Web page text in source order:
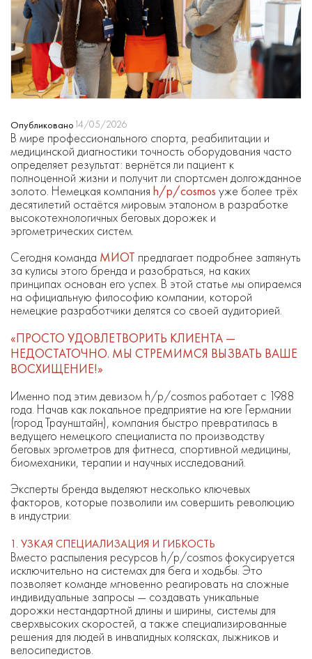
В мире профессионального спорта, реабилитации и
медицинской диагностики точность оборудования часто
определяет результат: вернётся ли пациент к
полноценной жизни и получит ли спортсмен долгожданное
золото. Немецкая компания h/p/cosmos уже более трёх
десятилетий остаётся мировым эталоном в разработке
высокотехнологичных беговых дорожек и
эргометрических систем.
Сегодня команда МИОТ предлагает подробнее заглянуть
за кулисы этого бренда и разобраться, на каких
принципах основан его успех. В этой статье мы опираемся
на официальную философию компании, которой
немецкие разработчики делятся со своей аудиторией.
«ПРОСТО УДОВЛЕТВОРИТЬ КЛИЕНТА —
НЕДОСТАТОЧНО. МЫ СТРЕМИМСЯ ВЫЗВАТЬ ВАШЕ
ВОСХИЩЕНИЕ!»
Именно под этим девизом h/p/cosmos работает с 1988
года. Начав как локальное предприятие на юге Германии
(город Траунштайн), компания быстро превратилась в
ведущего немецкого специалиста по производству
беговых эргометров для фитнеса, спортивной медицины,
биомеханики, терапии и научных исследований.
Эксперты бренда выделяют несколько ключевых
факторов, которые позволили им совершить революцию
в индустрии:
1. УЗКАЯ СПЕЦИАЛИЗАЦИЯ И ГИБКОСТЬ
Вместо распыления ресурсов h/p/cosmos фокусируется
исключительно на системах для бега и ходьбы. Это
позволяет команде мгновенно реагировать на сложные
индивидуальные запросы — создавать уникальные
дорожки нестандартной длины и ширины, системы для
сверхвысоких скоростей, а также специализированные
решения для людей в инвалидных колясках, лыжников и
велосипедистов.
Опубликовано 14/05/2026